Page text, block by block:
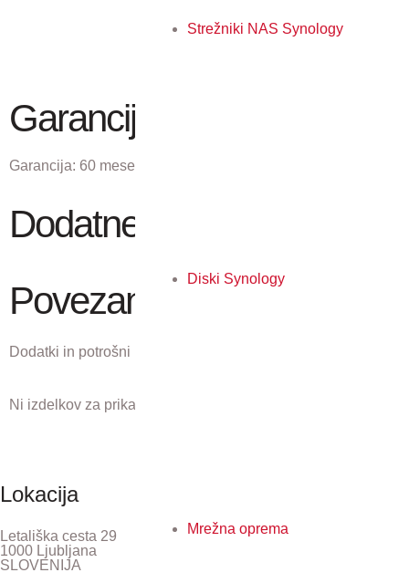
Strežniki NAS Synology
Diski Synology
Mrežna oprema
Garancija
Garancija: 60 mesecev
Dodatne podrobnosti
Povezani izdelki
Dodatki in potrošni material, ki ustreza temu izdelku.
Ni izdelkov za prikaz.
Lokacija
Letališka cesta 29
1000 Ljubljana
SLOVENIJA